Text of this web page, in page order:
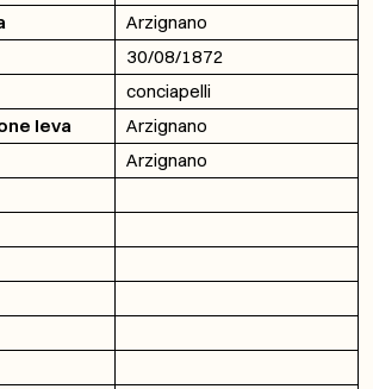
Arzignano
30/08/1872
conciapelli
leva
Arzignano
Arzignano